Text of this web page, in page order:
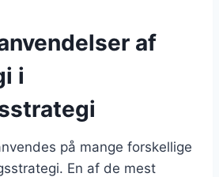
af
i
på mange forskellige
En af de mest